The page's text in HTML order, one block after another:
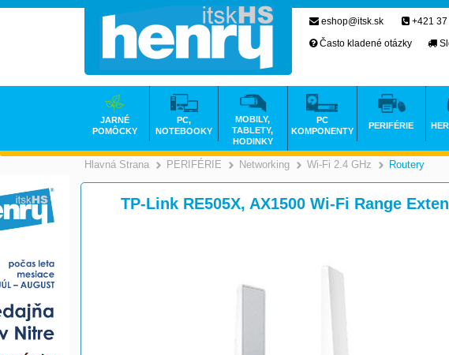
Hlavná Strana >
PERIFÉRIE >
Networking >
Wi-Fi 2.4 GHz Routery
TP-Link RE505X, AX1500 Wi-Fi Range
eshop@itsk.sk +421
Často kladené otázky
JARNÉ
POMÔCKY
PC,
NOTEBOOKY
MOBILY,
TABLETY,
HODINKY
PC
KOMPONENTY
PERIFÉRIE